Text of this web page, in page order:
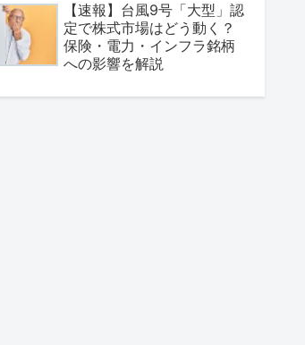
【速報】台風9号「大型」認
定で株式市場はどう動く？
保険・電力・インフラ銘柄
への影響を解説